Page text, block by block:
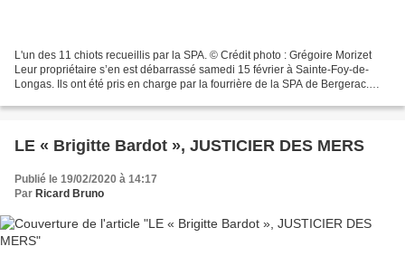
L'un des 11 chiots recueillis par la SPA. © Crédit photo : Grégoire Morizet
Leur propriétaire s’en est débarrassé samedi 15 février à Sainte-Foy-de-
Longas. Ils ont été pris en charge par la fourrière de la SPA de Bergerac.
LE « Brigitte Bardot », JUSTICIER DES MERS
Publié le 19/02/2020 à 14:17
Par Ricard Bruno